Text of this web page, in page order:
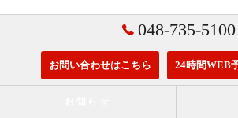
048-735-5100
お問い合わせはこちら 24時間WEB